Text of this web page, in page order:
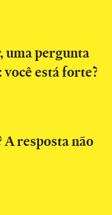
uma pergunta
está forte?
A resposta não